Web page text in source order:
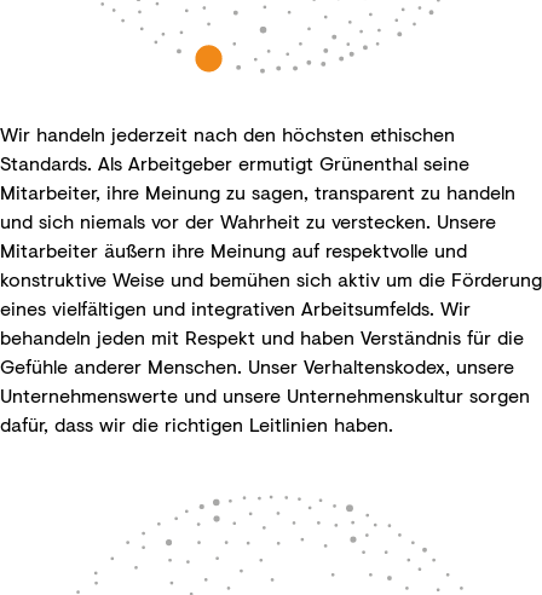
Wir handeln jederzeit nach den höchsten ethischen
Standards. Als Arbeitgeber ermutigt Grünenthal seine
Mitarbeiter, ihre Meinung zu sagen, transparent zu handeln
und sich niemals vor der Wahrheit zu verstecken. Unsere
Mitarbeiter äußern ihre Meinung auf respektvolle und
konstruktive Weise und bemühen sich aktiv um die Förderung
eines vielfältigen und integrativen Arbeitsumfelds. Wir
behandeln jeden mit Respekt und haben Verständnis für die
Gefühle anderer Menschen. Unser Verhaltenskodex, unsere
Unternehmenswerte und unsere Unternehmenskultur sorgen
dafür, dass wir die richtigen Leitlinien haben.